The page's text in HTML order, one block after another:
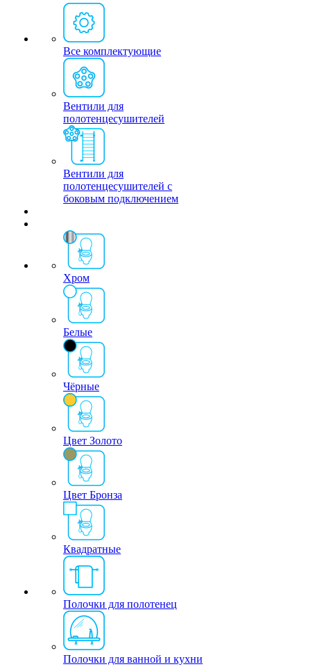
Все комплектующие
Вентили для
полотенцесушителей
Вентили для
полотенцесушителей с
боковым подключением
Хром
Белые
Чёрные
Цвет Золото
Цвет Бронза
Квадратные
Полочки для полотенец
Полочки для ванной и кухни